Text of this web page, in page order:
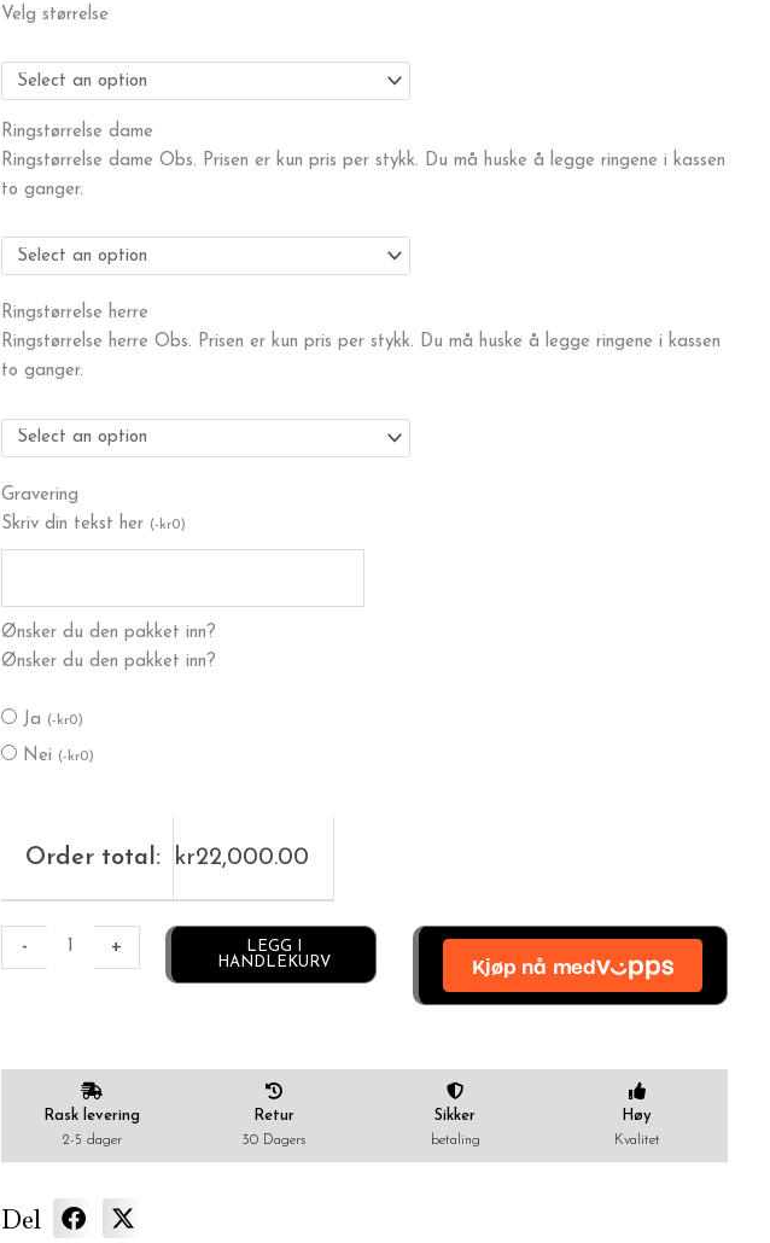
Velg størrelse
Ringstørrelse dame
Ringstørrelse dame Obs. Prisen er kun pris per stykk. Du må huske å legge ringene i kassen
to ganger.
Ringstørrelse herre
Ringstørrelse herre Obs. Prisen er kun pris per stykk. Du må huske å legge ringene i kassen
to ganger.
Gravering
Skriv din tekst her (- kr0)
Ønsker du den pakket inn?
Ønsker du den pakket inn?
Ja (- kr0)
Nei (- kr0)
Order total: kr22,000.00
-
W-
antall
+
LEGG I
HANDLEKURV
Alternative:
Rask levering
2-5 dager
Retur
30 Dagers
Sikker
betaling
Høy
Kvalitet
Del